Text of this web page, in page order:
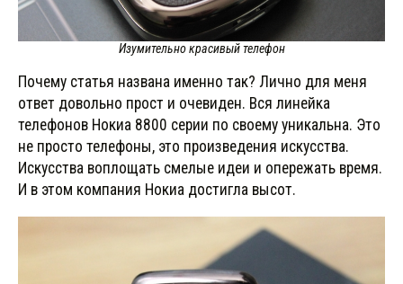
Изумительно красивый телефон
Почему статья названа именно так? Лично для меня
ответ довольно прост и очевиден. Вся линейка
телефонов Нокиа 8800 серии по своему уникальна. Это
не просто телефоны, это произведения искусства.
Искусства воплощать смелые идеи и опережать время.
И в этом компания Нокиа достигла высот.